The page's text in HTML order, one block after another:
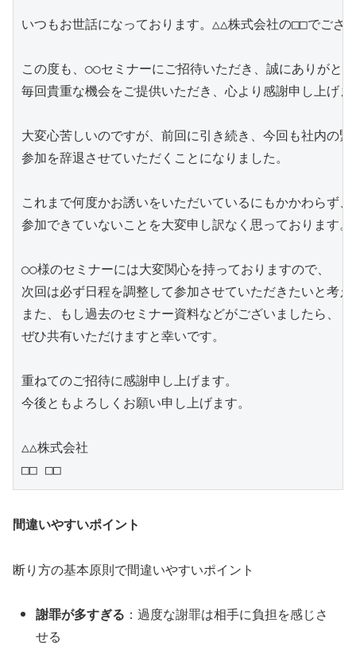
いつもお世話になっております。△△株式会社の□□でござ
この度も、○○セミナーにご招待いただき、誠にありがと
毎回貴重な機会をご提供いただき、心より感謝申し上げま
大変心苦しいのですが、前回に引き続き、今回も社内の
参加を辞退させていただくことになりました。
これまで何度かお誘いをいただいているにもかかわらず、
参加できていないことを大変申し訳なく思っております。
○○様のセミナーには大変関心を持っておりますので、
次回は必ず日程を調整して参加させていただきたいと考
また、もし過去のセミナー資料などがございましたら、
ぜひ共有いただけますと幸いです。
重ねてのご招待に感謝申し上げます。
今後ともよろしくお願い申し上げます。
△△株式会社
□□ □□
間違いやすいポイント
断り方の基本原則で間違いやすいポイント
謝罪が多すぎる ：過度な謝罪は相手に負担を感じさ
せる